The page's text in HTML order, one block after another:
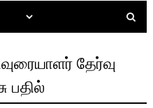
தேர்வு
பதில்